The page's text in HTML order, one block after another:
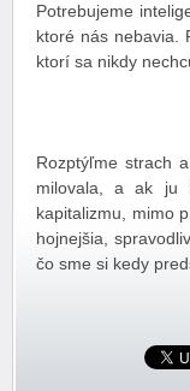
Potrebujeme
ktoré nás nebavia.
ktorí sa nikdy
Rozptýľme strach
milovala, a ak ju
kapitalizmu, mimo
hojnejšia,
čo sme si kedy